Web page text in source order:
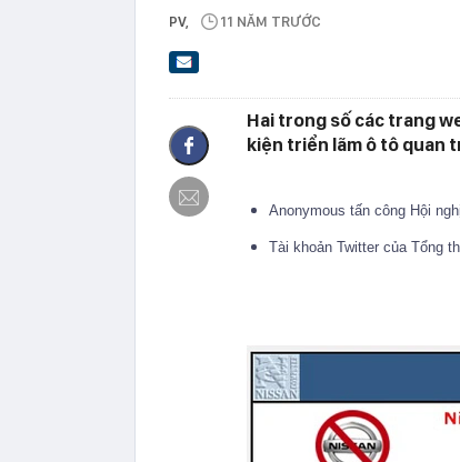
PV, 11 NĂM TRƯỚC
Hai trong số các trang
kiện triển lãm ô tô quan
Anonymous tấn công Hội
Tài khoản Twitter của Tổng